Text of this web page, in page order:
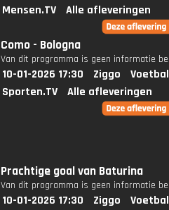
Mensen.TV
Alle afleveringen
Como - Bologna
Van dit programma is geen informatie
10-01-2026 17:30 Ziggo
Sporten.TV
Alle afleveringen
Prachtige goal van Baturina
Van dit programma is geen informatie
10-01-2026 17:30 Ziggo